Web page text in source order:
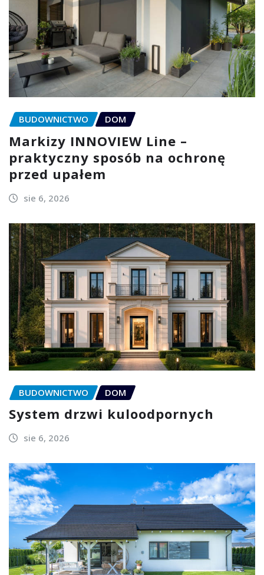
BUDOWNICTWO DOM
Markizy INNOVIEW Line –
praktyczny sposób na ochronę
przed upałem
sie 6, 2026
BUDOWNICTWO DOM
System drzwi kuloodpornych
sie 6, 2026